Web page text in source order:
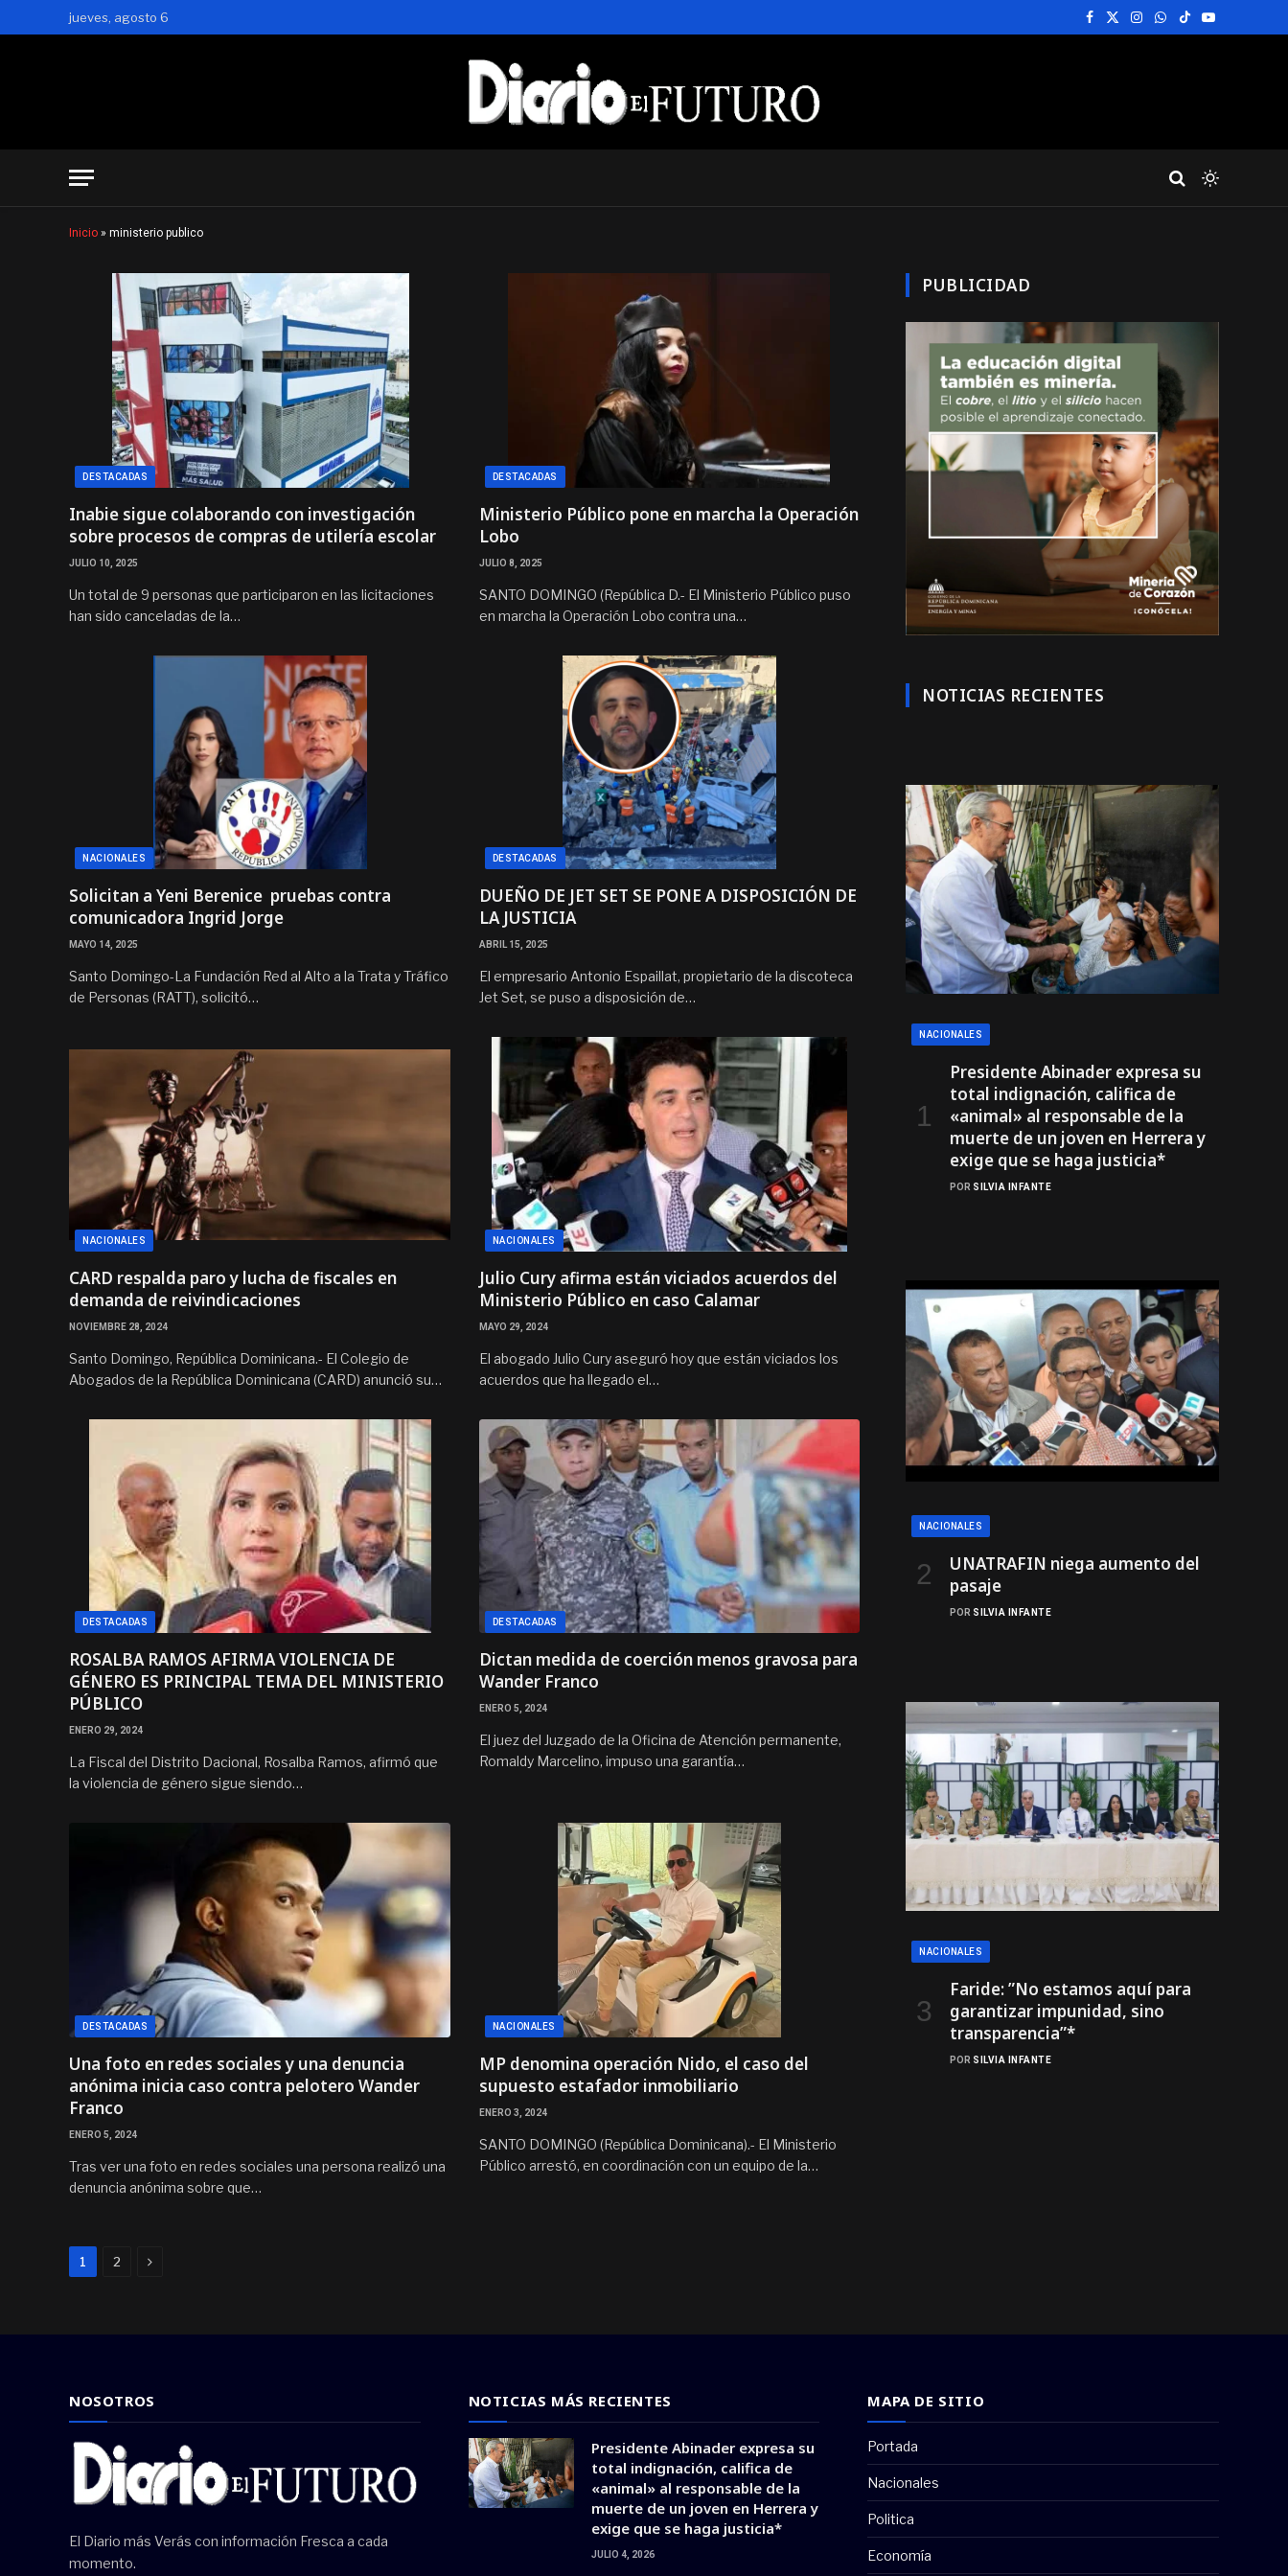
jueves, agosto 6
Facebook
X
Instagram
WhatsApp
TikTokYouTube
Inicio » ministerio publico
DESTACADAS
Inabie sigue colaborando con investigación
sobre procesos de compras de utilería escolar
JULIO 10, 2025
Un total de 9 personas que participaron en las licitaciones
han sido canceladas de la…
DESTACADAS
Ministerio Público pone en marcha la Operación
Lobo
JULIO 8, 2025
SANTO DOMINGO (República D.- El Ministerio Público puso
en marcha la Operación Lobo contra una…
NACIONALES
Solicitan a Yeni Berenice pruebas contra
comunicadora Ingrid Jorge
MAYO 14, 2025
Santo Domingo-La Fundación Red al Alto a la Trata y Tráfico
de Personas (RATT), solicitó…
DESTACADAS
DUEÑO DE JET SET SE PONE A DISPOSICIÓN DE
LA JUSTICIA
ABRIL 15, 2025
El empresario Antonio Espaillat, propietario de la discoteca
Jet Set, se puso a disposición de…
NACIONALES
CARD respalda paro y lucha de fiscales en
demanda de reivindicaciones
NOVIEMBRE 28, 2024
Santo Domingo, República Dominicana.- El Colegio de
Abogados de la República Dominicana (CARD) anunció su…
NACIONALES
Julio Cury afirma están viciados acuerdos del
Ministerio Público en caso Calamar
MAYO 29, 2024
El abogado Julio Cury aseguró hoy que están viciados los
acuerdos que ha llegado el…
DESTACADAS
ROSALBA RAMOS AFIRMA VIOLENCIA DE
GÉNERO ES PRINCIPAL TEMA DEL MINISTERIO
PÚBLICO
ENERO 29, 2024
La Fiscal del Distrito Dacional, Rosalba Ramos, afirmó que
la violencia de género sigue siendo…
DESTACADAS
Dictan medida de coerción menos gravosa para
Wander Franco
ENERO 5, 2024
El juez del Juzgado de la Oficina de Atención permanente,
Romaldy Marcelino, impuso una garantía…
DESTACADAS
Una foto en redes sociales y una denuncia
anónima inicia caso contra pelotero Wander
Franco
ENERO 5, 2024
Tras ver una foto en redes sociales una persona realizó una
denuncia anónima sobre que…
NACIONALES
MP denomina operación Nido, el caso del
supuesto estafador inmobiliario
ENERO 3, 2024
SANTO DOMINGO (República Dominicana).- El Ministerio
Público arrestó, en coordinación con un equipo de la…
1 2 Next
PUBLICIDAD
NOTICIAS RECIENTES
NACIONALES
Presidente Abinader expresa su
total indignación, califica de
«animal» al responsable de la
muerte de un joven en Herrera y
exige que se haga justicia*
POR SILVIA INFANTE
NACIONALES
UNATRAFIN niega aumento del
pasaje
POR SILVIA INFANTE
NACIONALES
Faride: ”No estamos aquí para
garantizar impunidad, sino
transparencia”*
POR SILVIA INFANTE
NOSOTROS
El Diario más Verás con información Fresca a cada
momento.
NOTICIAS MÁS RECIENTES
Presidente Abinader expresa su
total indignación, califica de
«animal» al responsable de la
muerte de un joven en Herrera y
exige que se haga justicia*
JULIO 4, 2026
MAPA DE SITIO
Portada
Nacionales
Politica
Economía